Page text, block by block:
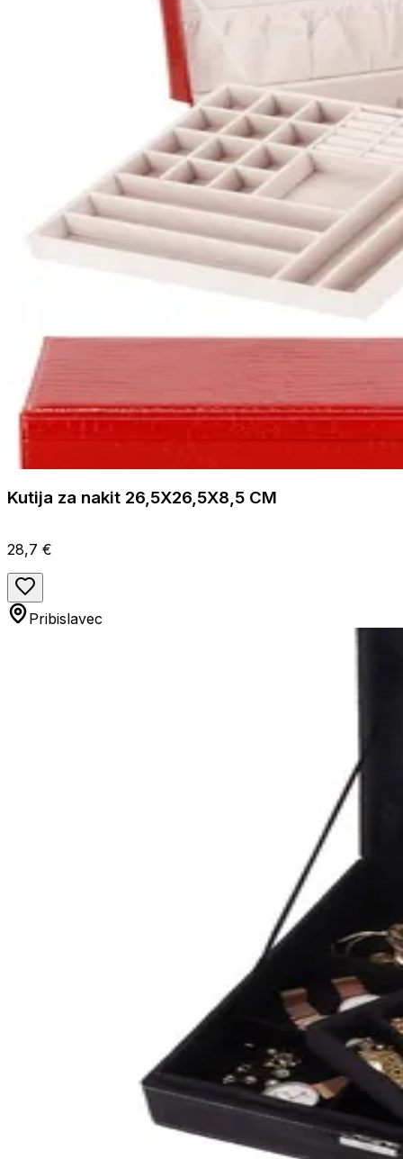
Kutija za nakit 26,5X26,5X8,5 CM
28,7 €
Pribislavec